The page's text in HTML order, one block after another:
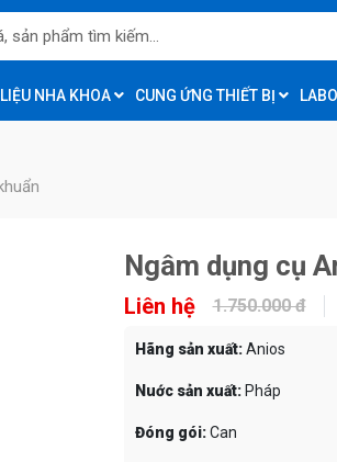
NHA KHOA CUNG ỨNG THIẾT BỊ
Ngâm dụng cụ
Liên hệ 1.750.000 đ
Hãng sản xuất:Anios
Nuớc sản xuất: Pháp
Đóng gói:Can